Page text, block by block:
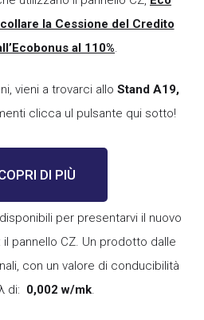
la Cessione del Credito
al 110%.
vieni a trovarci allo Stand A19,
clicca ul pulsante qui sotto!
DI PIÙ
per presentarvi il nuovo
: il pannello CZ. Un prodotto dalle
con un valore di conducibilità
di: 0,002 w/mk.